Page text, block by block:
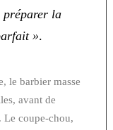
préparer la
».
le barbier masse
avant de
Le coupe-chou,